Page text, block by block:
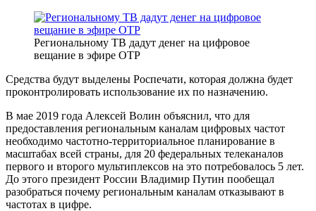
Региональному ТВ дадут денег на цифровое
вещание в эфире ОТР
Средства будут выделены Роспечати, которая должна будет
проконтролировать использование их по назначению.
В мае 2019 года Алексей Волин объяснил, что для
предоставления региональным каналам цифровых частот
необходимо частотно-территориальное планирование в
масштабах всей страны, для 20 федеральных телеканалов
первого и второго мультиплексов на это потребовалось 5 лет.
До этого президент России Владимир Путин пообещал
разобраться почему региональным каналам отказывают в
частотах в цифре.